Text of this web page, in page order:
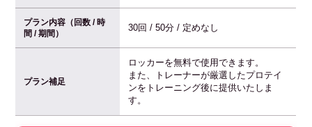
プラン内容（回数 / 時
間 / 期間）
30回 / 50分 / 定めなし
プラン補足
ロッカーを無料で使用できます。
また、トレーナーが厳選したプロテイ
ンをトレーニング後に提供いたしま
す。